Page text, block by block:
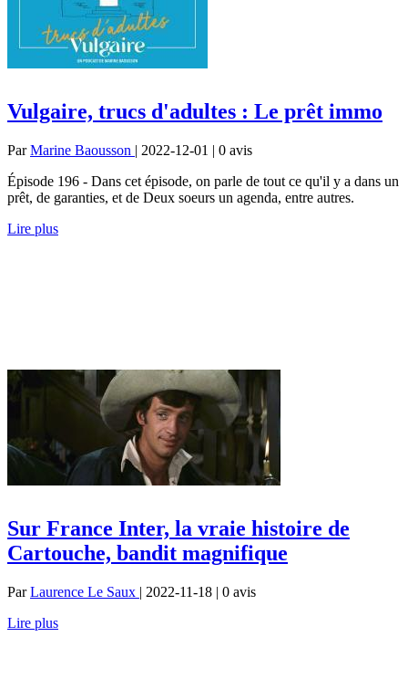
Vulgaire, trucs d'adultes : Le prêt immo
ParMarine Baousson | 2022-12-01 | 0 avis
Épisode 196 - Dans cet épisode, on parle de tout ce qu'il y a dans un
prêt, de garanties, et de Deux soeurs un agenda, entre autres.
Lire plus
Sur France Inter, la vraie histoire de
Cartouche, bandit magnifique
ParLaurence Le Saux | 2022-11-18 | 0 avis
Lire plus